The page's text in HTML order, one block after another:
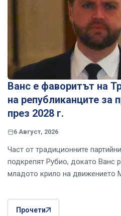
Ванс е фаворитът на
на републиканците за
през 2028 г.
6 Август, 2026
Част от традиционните
подкрепят Рубио, докато Ванс
младото крило на движението
Прочети